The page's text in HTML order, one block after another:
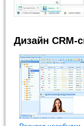
Дизайн CRM-